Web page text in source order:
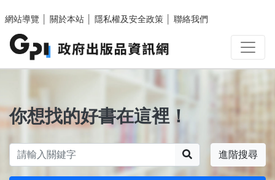
網站導覽
關於本站 隱私權及安全政策 聯絡我們
你想找的好書在這裡！
進階搜尋